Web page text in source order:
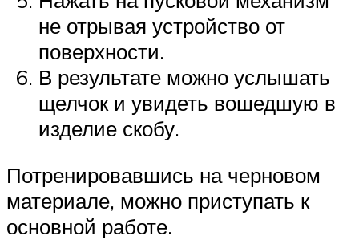
не отрывая устройство от
поверхности.
В результате можно услышать
щелчок и увидеть вошедшую в
изделие скобу.
Потренировавшись на черновом
материале, можно приступать к
основной работе.